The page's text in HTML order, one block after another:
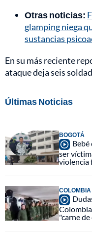
Otras noticias:
glamping niega
sustancias
En su más reciente
ataque deja seis
Últimas Noticias
BOGOTÁ
Bebé
ser
violencia
COLOMBIA
"carne